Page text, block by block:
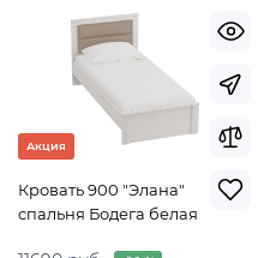
Акция
Кровать 900 "Элана"
спальня Бодега белая